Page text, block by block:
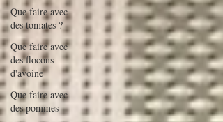
Que faire avec
des tomates ?
Que faire avec
des flocons
d'avoine
Que faire avec
des pommes